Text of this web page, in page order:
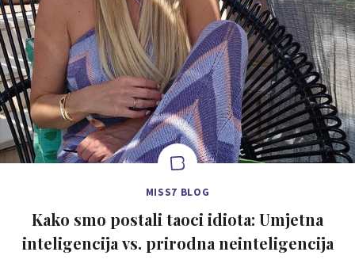
MISS7 BLOG
Kako smo postali taoci idiota: Umjetna
inteligencija vs. prirodna neinteligencija